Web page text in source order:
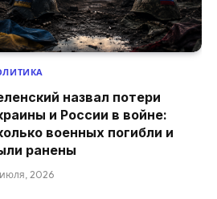
назвал потери
и России в войне:
военных погибли и
ранены
июля, 2026